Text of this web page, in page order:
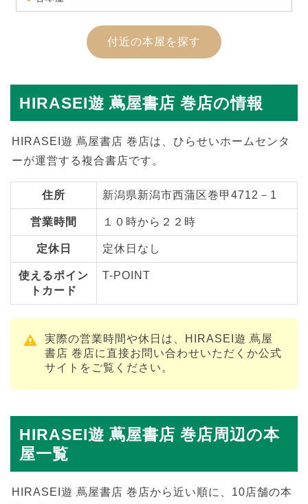
付近の本屋を探す
HIRASEI遊 蔦屋書店 巻店の情報
HIRASEI遊 蔦屋書店 巻店は、ひらせいホームセンタ
ーが運営する複合書店です。
住所 新潟県新潟市西蒲区巻甲4712－1
営業時間 １０時から２２時
定休日 定休日なし
使えるポイン
トカード
T-POINT
実際の営業時間や休日は、HIRASEI遊 蔦屋
書店 巻店に直接お問い合わせいただくか公式
サイトをご覧ください。
HIRASEI遊 蔦屋書店 巻店周辺の本
屋一覧
HIRASEI遊 蔦屋書店 巻店から近い順に、10店舗の本